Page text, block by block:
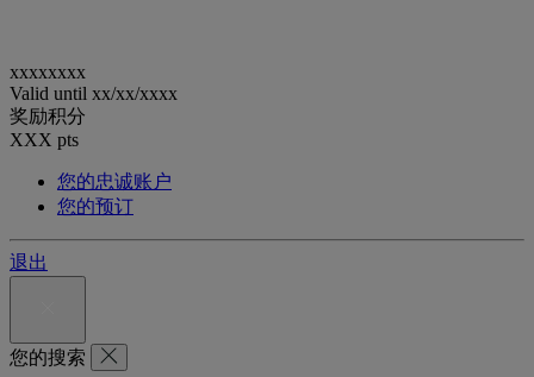
xxxxxxxx
Valid until xx/xx/xxxx
奖励积分
XXX pts
您的忠诚账户
您的预订
退出
您的搜索